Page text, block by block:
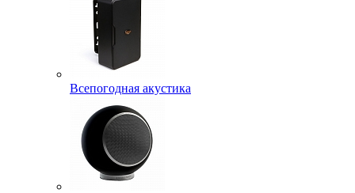
Всепогодная акустика